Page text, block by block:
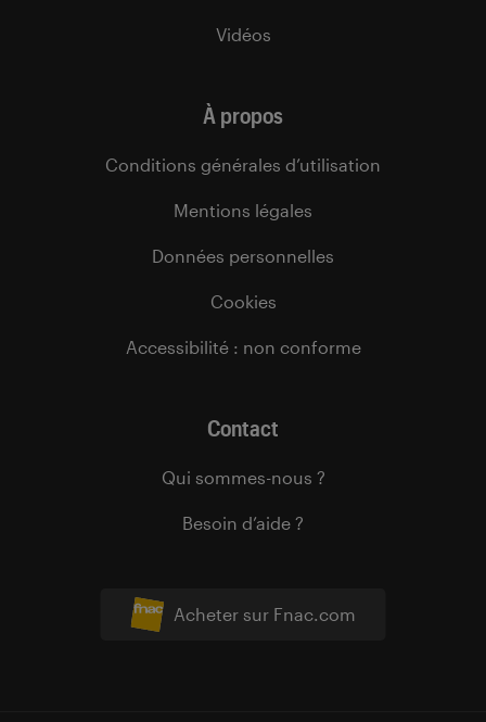
Acheter sur Fnac.com
Vidéos
À propos
Conditions générales d’utilisation
Mentions légales
Données personnelles
Cookies
Accessibilité : non conforme
Contact
Qui sommes-nous ?
Besoin d’aide ?